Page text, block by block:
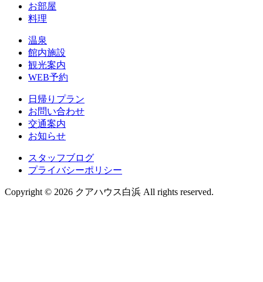
お部屋
料理
温泉
館内施設
観光案内
WEB予約
日帰りプラン
お問い合わせ
交通案内
お知らせ
スタッフブログ
プライバシーポリシー
Copyright © 2026 クアハウス白浜 All rights reserved.